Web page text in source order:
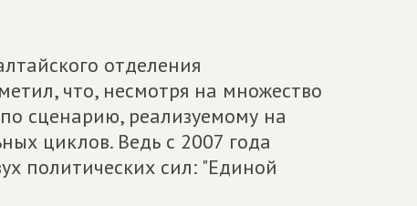
отделения
что, несмотря на множество
сценарию, реализуемому на
циклов. Ведь с 2007 года
политических сил: "Единой